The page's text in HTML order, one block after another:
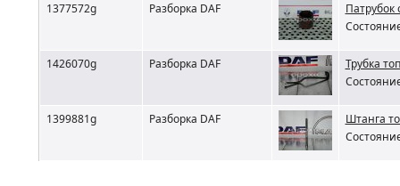
1377572g Разборка DAF
Патрубок
1426070g Разборка DAF
Трубка
1399881g Разборка DAF
Штанга